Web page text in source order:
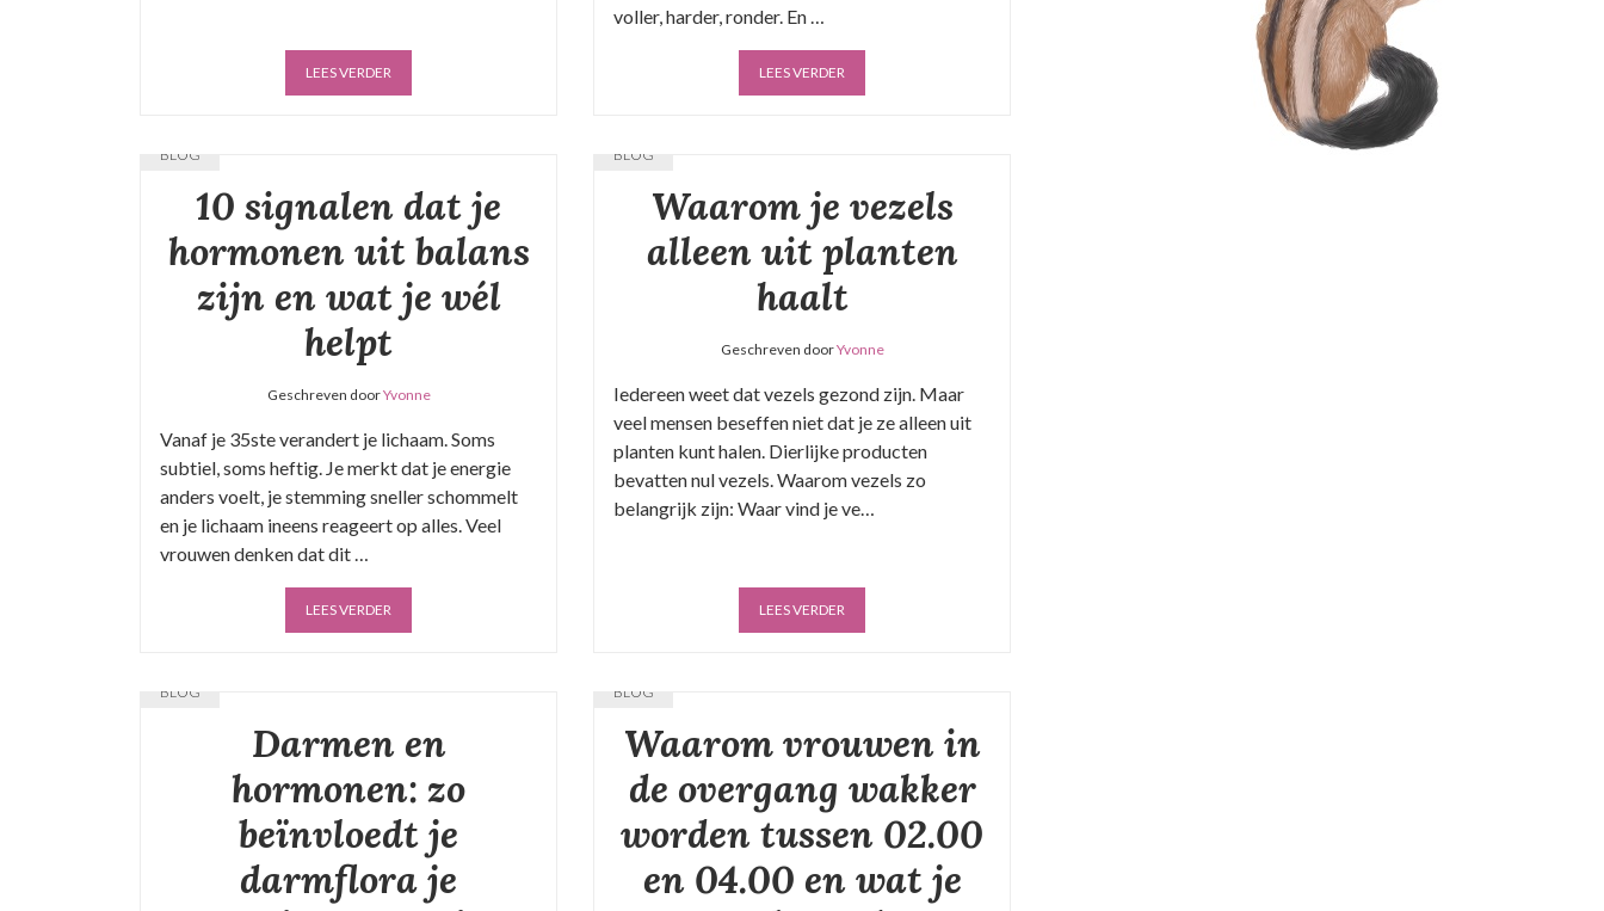
LEES VERDER
voller, harder, ronder. En …
LEES VERDER
BLOG
10 signalen dat je
hormonen uit balans
zijn en wat je wél
helpt
Geschreven doorYvonne
Vanaf je 35ste verandert je lichaam. Soms
subtiel, soms heftig. Je merkt dat je energie
anders voelt, je stemming sneller schommelt
en je lichaam ineens reageert op alles. Veel
vrouwen denken dat dit …
LEES VERDER
BLOG
Waarom je vezels
alleen uit planten
haalt
Geschreven doorYvonne
Iedereen weet dat vezels gezond zijn. Maar
veel mensen beseffen niet dat je ze alleen uit
planten kunt halen. Dierlijke producten
bevatten nul vezels. Waarom vezels zo
belangrijk zijn: Waar vind je ve…
LEES VERDER
BLOG
Darmen en
hormonen: zo
beïnvloedt je
darmflora je
BLOG
Waarom vrouwen in
de overgang wakker
worden tussen 02.00
en 04.00 en wat je